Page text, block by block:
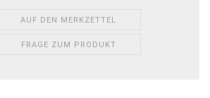
AUF DEN MERKZETTEL
FRAGE ZUM PRODUKT